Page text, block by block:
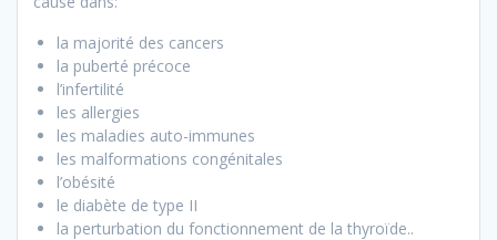
la majorité des cancers
la puberté précoce
l’infertilité
les allergies
les maladies auto-immunes
les malformations congénitales
l’obésité
le diabète de type II
la perturbation du fonctionnement de la thyroïde..